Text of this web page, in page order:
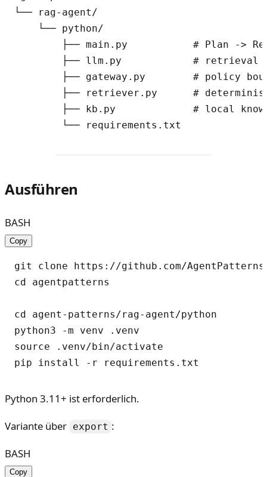
└── rag-agent/
    └── python/
├── main.py           # Plan ->
├── llm.py            # retrieval
├── gateway.py        # policy
├── retriever.py      #
├── kb.py             # local
Ausführen
BASH
Copy
git clone https://github.com/
cd agentpatterns
cd agent-patterns/rag-agent/python
python3 -m venv .venv
source .venv/bin/activate
Python 3.11+ ist erforderlich.
Variante über export :
BASH
Copy